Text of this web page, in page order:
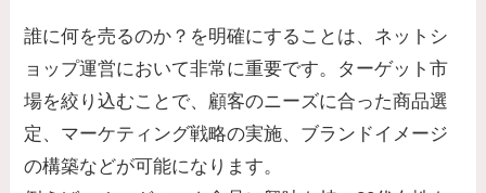
誰に何を売るのか？を明確にすることは、ネットシ
ョップ運営において非常に重要です。ターゲット市
場を絞り込むことで、顧客のニーズに合った商品選
定、マーケティング戦略の実施、ブランドイメージ
の構築などが可能になります。